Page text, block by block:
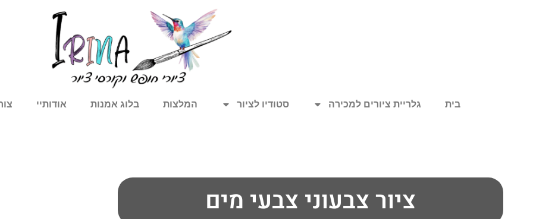
בית גלריית ציורים למכירה סטודיו לציור המלצות בלוג אמנות אודותיי
ציור צבעוני צבעי מים